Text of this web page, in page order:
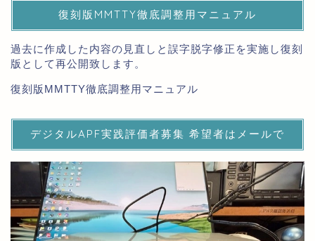
復刻版MMTTY徹底調整用マニュアル
過去に作成した内容の見直しと誤字脱字修正を実施し復刻
版として再公開致します。
復刻版MMTTY徹底調整用マニュアル
デジタルAPF実践評価者募集 希望者はメールで